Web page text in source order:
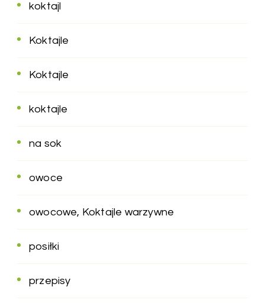
koktajl
Koktajle
Koktajle
koktajle
na sok
owoce
owocowe, Koktajle warzywne
posiłki
przepisy